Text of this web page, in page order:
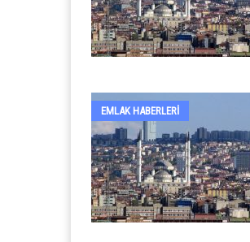
EMLAK HABERLERI